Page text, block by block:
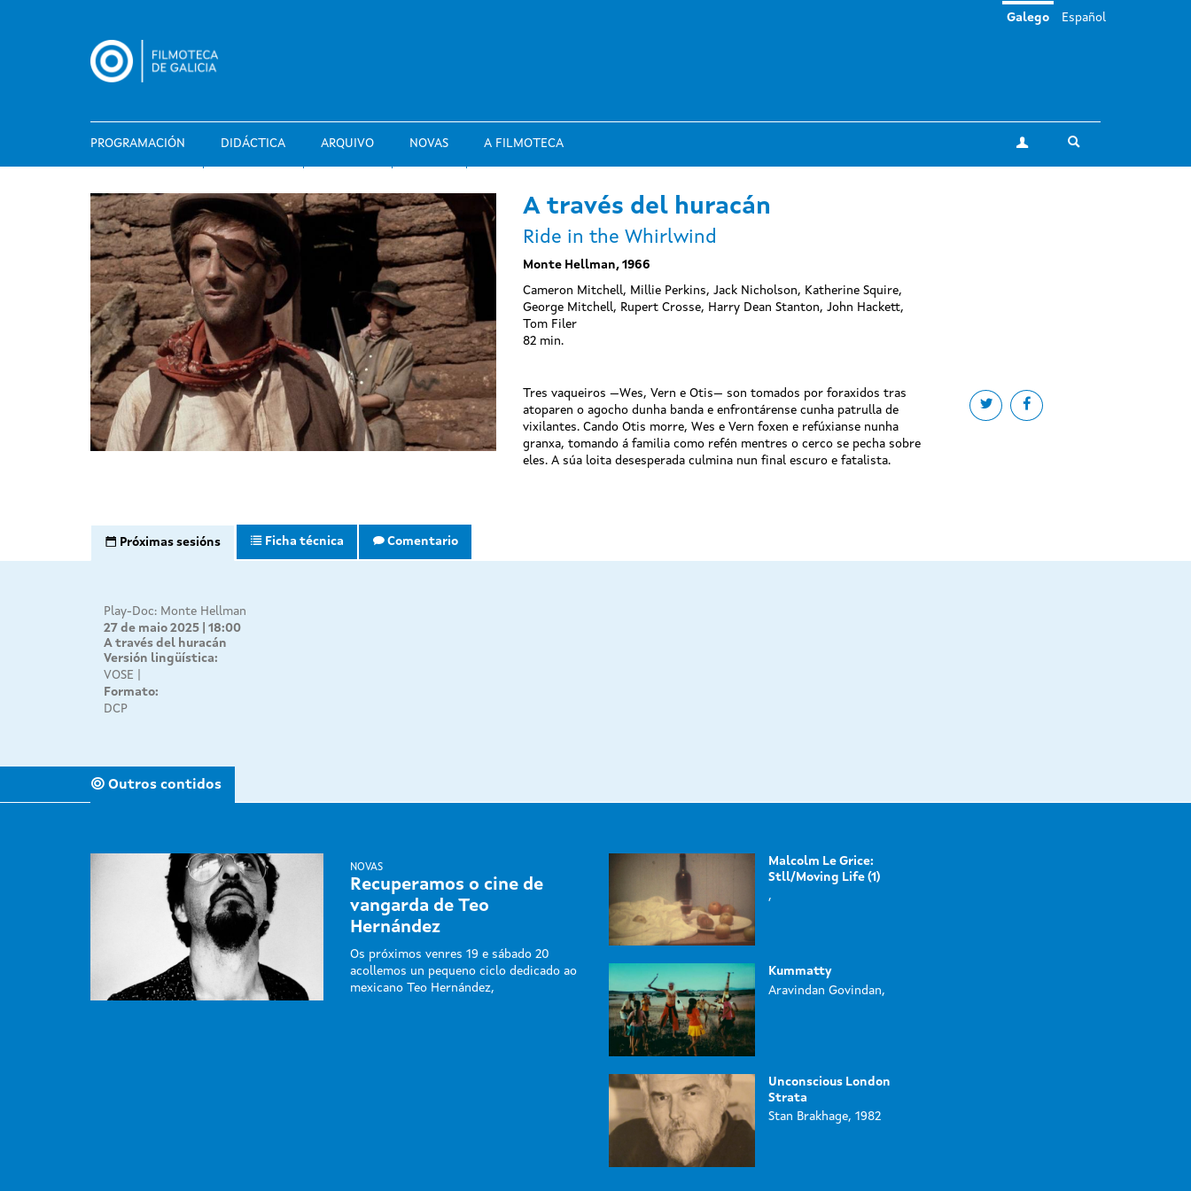
PROGRAMACIÓN DIDÁCTICA ARQUIVO NOVAS A FILMOTECA A miña conta
Galego Español
A través del huracán
Ride in the Whirlwind
Monte Hellman, 1966
Cameron Mitchell, Millie Perkins, Jack Nicholson, Katherine Squire,
George Mitchell, Rupert Crosse, Harry Dean Stanton, John Hackett,
Tom Filer
82 min.
Share on twitter
Share on facebook
Tres vaqueiros —Wes, Vern e Otis— son tomados por foraxidos tras
atoparen o agocho dunha banda e enfrontárense cunha patrulla de
vixilantes. Cando Otis morre, Wes e Vern foxen e refúxianse nunha
granxa, tomando á familia como refén mentres o cerco se pecha sobre
eles. A súa loita desesperada culmina nun final escuro e fatalista.
Próximas sesións Ficha técnica Comentario
Play-Doc: Monte Hellman
27 de maio 2025 | 18:00
A través del huracán
Versión lingüística:
VOSE
Formato:
DCP
Outros contidos
NOVAS
Recuperamos o cine de
vangarda de Teo
Hernández
Os próximos venres 19 e sábado 20
acollemos un pequeno ciclo dedicado ao
mexicano Teo Hernández,
Malcolm Le Grice:
Stll/Moving Life (1)
,
Kummatty
Aravindan Govindan,
Unconscious London
Strata
Stan Brakhage, 1982